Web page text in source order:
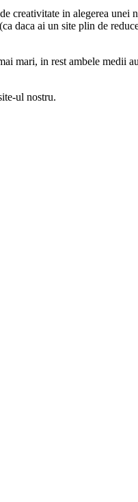
creativitate in alegerea
daca ai un site plin de
in rest ambele medii
ul nostru.